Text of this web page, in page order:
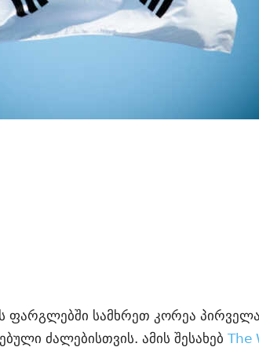
ფარგლებში სამხრეთ კორეა
ძალებისთვის. ამის შესახებ The